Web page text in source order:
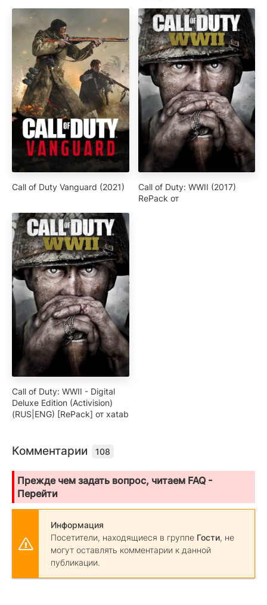
Call of Duty Vanguard (2021)
Call of Duty: WWII (2017)
RePack от
Call of Duty: WWII - Digital
Deluxe Edition (Activision)
(RUS|ENG) [RePack] от xatab
Комментарии 108
Прежде чем задать вопрос, читаем FAQ -
Перейти
Информация
Посетители, находящиеся в группе Гости, не
могут оставлять комментарии к данной
публикации.